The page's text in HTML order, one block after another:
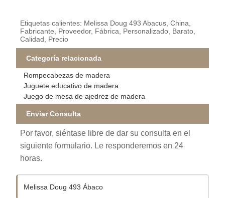
Etiquetas calientes: Melissa Doug 493 Abacus, China,
Fabricante, Proveedor, Fábrica, Personalizado, Barato,
Calidad, Precio
Categoría relacionada
Rompecabezas de madera
Juguete educativo de madera
Juego de mesa de ajedrez de madera
Enviar Consulta
Por favor, siéntase libre de dar su consulta en el
siguiente formulario. Le responderemos en 24
horas.